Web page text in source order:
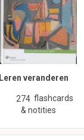
Leren veranderen
274 flashcards
& notities